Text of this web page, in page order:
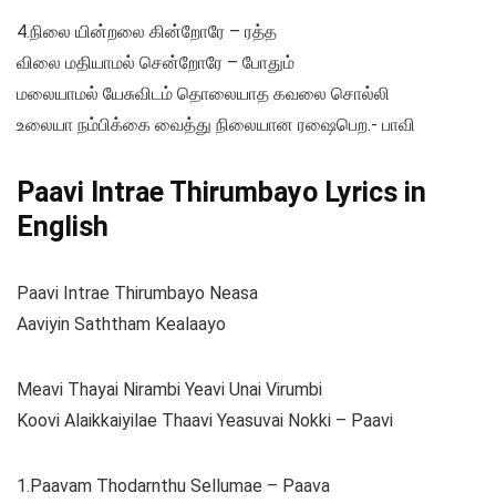
4.நிலை யின்றலை கின்றோரே – ரத்த
விலை மதியாமல் சென்றோரே – போதும்
மலையாமல் யேசுவிடம் தொலையாத கவலை சொல்லி
உலையா நம்பிக்கை வைத்து நிலையான ரஷைபெற.- பாவி
Paavi Intrae Thirumbayo Lyrics in
English
Paavi Intrae Thirumbayo Neasa
Aaviyin Saththam Kealaayo
Meavi Thayai Nirambi Yeavi Unai Virumbi
Koovi Alaikkaiyilae Thaavi Yeasuvai Nokki – Paavi
1.Paavam Thodarnthu Sellumae – Paava